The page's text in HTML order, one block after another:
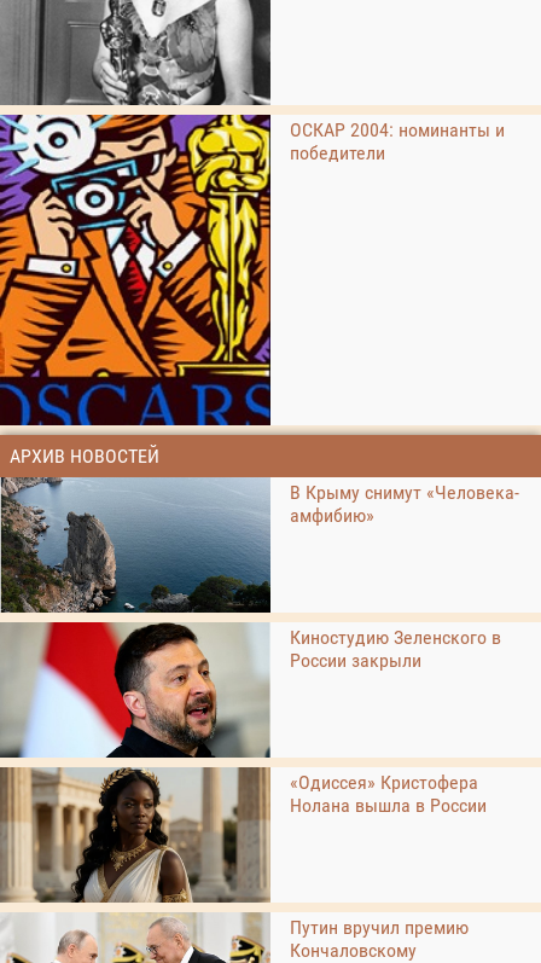
ОСКАР 2004: номинанты и
победители
АРХИВ НОВОСТЕЙ
В Крыму снимут «Человека-
амфибию»
Киностудию Зеленского в
России закрыли
«Одиссея» Кристофера
Нолана вышла в России
Путин вручил премию
Кончаловскому